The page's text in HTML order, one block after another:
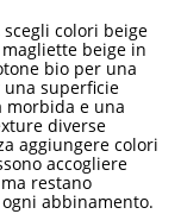
colori beige
beige in
bio per una
superficie
morbida e una
diverse
aggiungere colori
accogliere
restano
abbinamento.